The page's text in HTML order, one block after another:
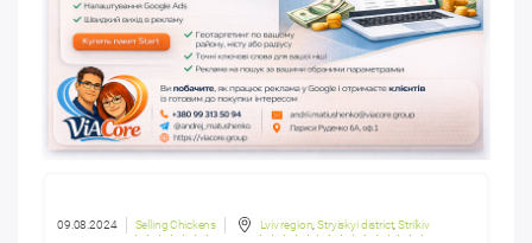
09.08.2024 Selling Chickens Lviv region,Stryiskyi district,Strilkiv